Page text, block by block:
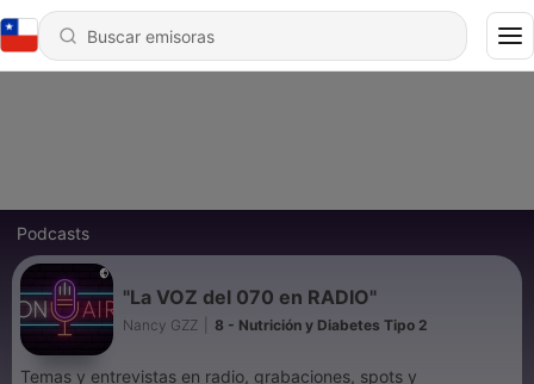
Podcasts
"La VOZ del 070 en RADIO"
Nancy GZZ 8 - Nutrición y Diabetes Tipo 2
Temas y entrevistas en radio, grabaciones, spots y